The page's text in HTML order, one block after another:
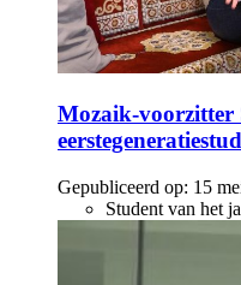
Mozaik-voorzitter
Gepubliceerd op: 15
Student van het